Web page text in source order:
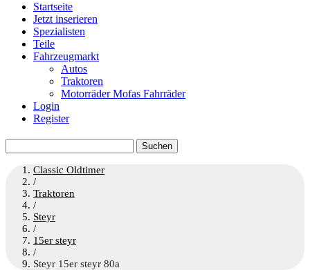
Startseite
Jetzt inserieren
Spezialisten
Teile
Fahrzeugmarkt
Autos
Traktoren
Motorräder Mofas Fahrräder
Login
Register
nach:
Classic Oldtimer
/
Traktoren
/
Steyr
/
15er steyr
/
Steyr 15er steyr 80a